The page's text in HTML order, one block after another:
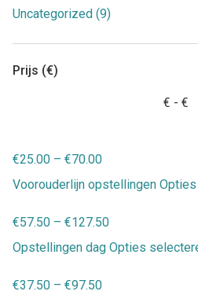
Uncategorized (9)
Prijs (€)
€ - €
€25.00 – €70.00
Voorouderlijn opstellingen
€57.50 – €127.50
Opstellingen dag Opties
€37.50 – €97.50